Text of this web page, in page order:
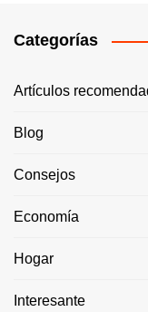
Categorías
Artículos
Blog
Consejos
Economía
Hogar
Interesante